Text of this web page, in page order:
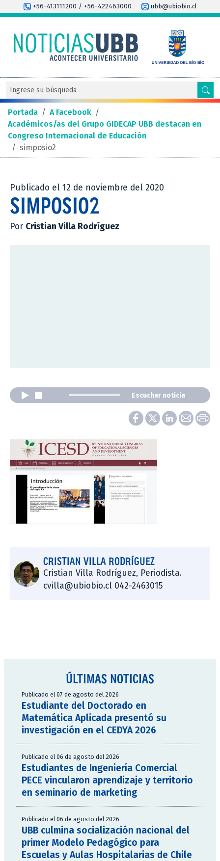
+56-413111200 / +56-422463000 ubb@ubiobio.cl
Portada / A Facebook /
Académicos/as del Grupo GIDECAP UBB destacan en
Congreso Internacional de Educación
/ simposio2
Publicado el 12 de noviembre del 2020
SIMPOSIO2
Por Cristian Villa Rodríguez
Escuchar noticia
CRISTIAN VILLA RODRÍGUEZ
Cristian Villa Rodríguez, Periodista.
cvilla@ubiobio.cl 042-2463015
ÚLTIMAS NOTICIAS
Publicado el 07 de agosto del 2026
Estudiante del Doctorado en
Matemática Aplicada presentó su
investigación en el CEDYA 2026
Publicado el 06 de agosto del 2026
Estudiantes de Ingeniería Comercial
PECE vincularon aprendizaje y territorio
en seminario de marketing
Publicado el 06 de agosto del 2026
UBB culmina socialización nacional del
primer Modelo Pedagógico para
Escuelas y Aulas Hospitalarias de Chile